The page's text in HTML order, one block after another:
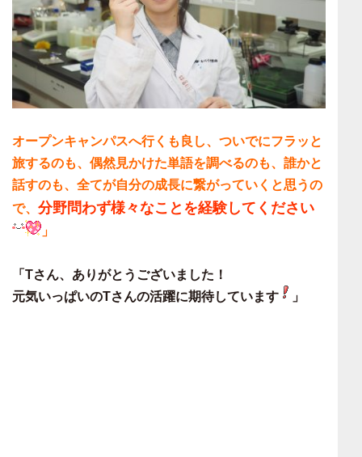
オープンキャンパスへ行くも良し、ついでにフラッと
旅するのも、偶然見かけた単語を調べるのも、誰かと
話すのも、全てが自分の成長に繋がっていくと思うの
で、 分野問わず様々なことを経験してください
」
「Tさん、ありがとうございました！
元気いっぱいのTさんの活躍に期待しています
」